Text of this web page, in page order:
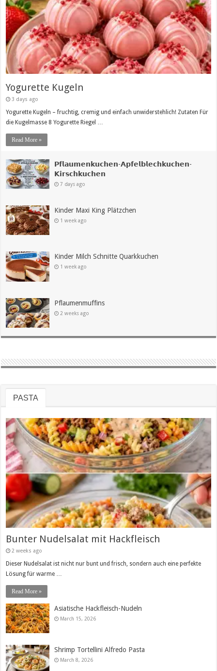
Yogurette Kugeln
3 days ago
Yogurette Kugeln – fruchtig, cremig und einfach unwiderstehlich! Zutaten Für
die Kugelmasse 8 Yogurette Riegel …
Read More »
𝗣𝗳𝗹𝗮𝘂𝗺𝗲𝗻𝗸𝘂𝗰𝗵𝗲𝗻-𝗔𝗽𝗳𝗲𝗹𝗯𝗹𝗲𝗰𝗵𝗸𝘂𝗰𝗵𝗲𝗻-
𝗞𝗶𝗿𝘀𝗰𝗵𝗸𝘂𝗰𝗵𝗲𝗻
7 days ago
Kinder Maxi King Plätzchen
1 week ago
Kinder Milch Schnitte Quarkkuchen
1 week ago
Pflaumenmuffins
2 weeks ago
PASTA
Bunter Nudelsalat mit Hackfleisch
2 weeks ago
Dieser Nudelsalat ist nicht nur bunt und frisch, sondern auch eine perfekte
Lösung für warme …
Read More »
Asiatische Hackfleisch-Nudeln
March 15, 2026
Shrimp Tortellini Alfredo Pasta
March 8, 2026